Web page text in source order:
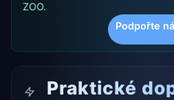
ZOO.
Podpořte
Praktické